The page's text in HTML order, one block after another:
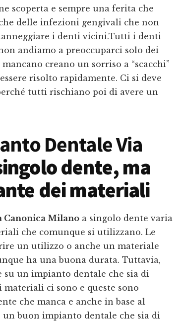
scoperta e sempre una ferita che
delle infezioni gengivali che non
i denti vicini.Tutti i denti
andiamo a preoccuparci solo dei
creano un sorriso a “scacchi”
risolto rapidamente. Ci si deve
tutti rischiano poi di avere un
Dentale Via
dente, ma
dei materiali
Canonica Milano a singolo dente varia
che comunque si utilizzano. Le
un utilizzo o anche un materiale
ha una buona durata. Tuttavia,
su un impianto dentale che sia di
ci sono e queste sono
che manca e anche in base al
buon impianto dentale che sia di